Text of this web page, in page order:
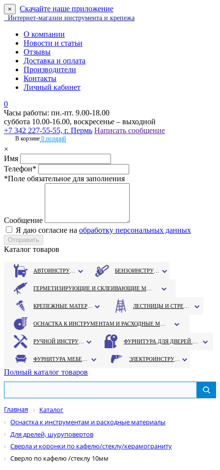
× Скачайте наше приложение
Интернет-магазин инструмента и крепежа
О компании
Новости и статьи
Отзывы
Доставка и оплата
Производители
Контакты
Личный кабинет
0
Часы работы: пн.-пт. 9.00-18.00
суббота 10.00-16.00, воскресенье – выходной
+7 342 227-55-55, г. Пермь Написать сообщение
В корзине 0 позиций
×
Имя
Телефон*
*Поле обязательное для заполнения
Сообщение
Я даю согласие на обработку персональных данных
Каталог товаров
Полный каталог товаров
Главная
Каталог
Оснастка к инструментам и расходные материалы
Для дрелей, шуруповертов
Сверла и коронки по кафелю/стеклу/керамограниту
Сверло по кафелю /стеклу 10мм